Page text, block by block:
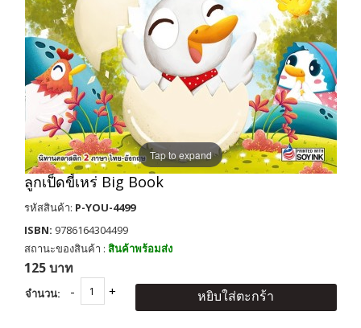
Tap to expand
ลูกเป็ดขี้เหร่ Big Book
รหัสสินค้า: P-YOU-4499
ISBN: 9786164304499
สถานะของสินค้า : สินค้าพร้อมส่ง
125 บาท
จำนวน: หยิบใส่ตะกร้า